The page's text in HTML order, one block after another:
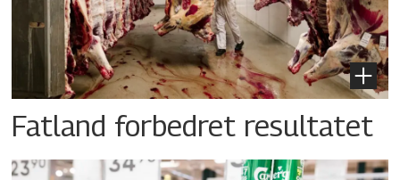
Fatland forbedret resultatet